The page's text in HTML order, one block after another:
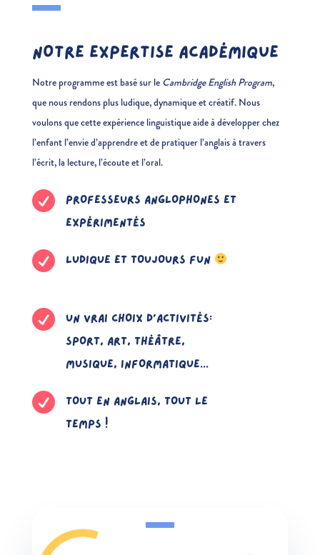
NOTRE EXPERTISE ACADÉMIQUE
Notre programme est basé sur le Cambridge English Program,
que nous rendons plus ludique, dynamique et créatif. Nous
voulons que cette expérience linguistique aide à développer chez
l’enfant l’envie d’apprendre et de pratiquer l’anglais à travers
l’écrit, la lecture, l’écoute et l’oral.

PROFESSEURS ANGLOPHONES ET
EXPÉRIMENTÉS
 LUDIQUE ET TOUJOURS FUN

UN VRAI CHOIX D'ACTIVITÉS:
SPORT, ART, THÉÂTRE,
MUSIQUE, INFORMATIQUE...

TOUT EN ANGLAIS, TOUT LE
TEMPS !